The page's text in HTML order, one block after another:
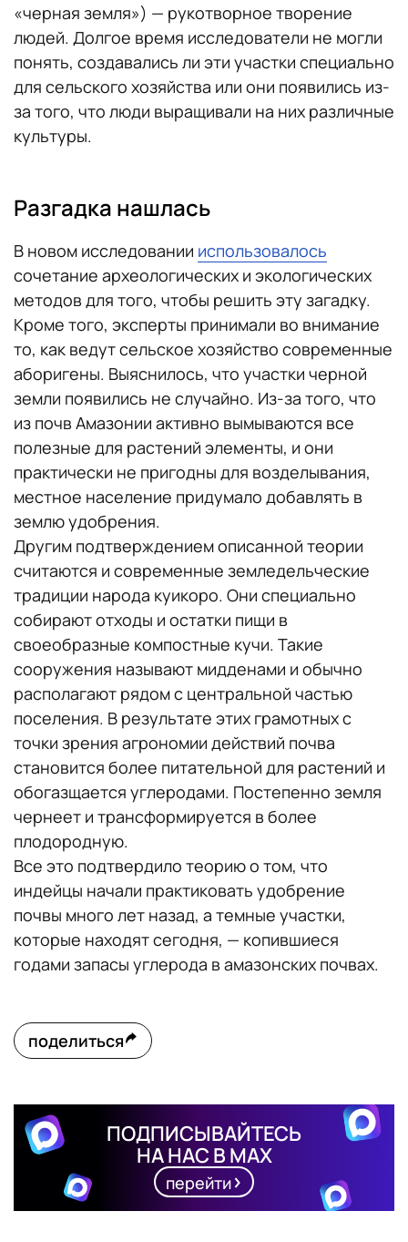
«черная земля») — рукотворное творение
людей. Долгое время исследователи не могли
понять, создавались ли эти участки специально
для сельского хозяйства или они появились из-
за того, что люди выращивали на них различные
культуры.
Разгадка нашлась
В новом исследовании использовалось
сочетание археологических и экологических
методов для того, чтобы решить эту загадку.
Кроме того, эксперты принимали во внимание
то, как ведут сельское хозяйство современные
аборигены. Выяснилось, что участки черной
земли появились не случайно. Из-за того, что
из почв Амазонии активно вымываются все
полезные для растений элементы, и они
практически не пригодны для возделывания,
местное население придумало добавлять в
землю удобрения.
Другим подтверждением описанной теории
считаются и современные земледельческие
традиции народа куикоро. Они специально
собирают отходы и остатки пищи в
своеобразные компостные кучи. Такие
сооружения называют мидденами и обычно
располагают рядом с центральной частью
поселения. В результате этих грамотных с
точки зрения агрономии действий почва
становится более питательной для растений и
обогазщается углеродами. Постепенно земля
чернеет и трансформируется в более
плодородную.
Все это подтвердило теорию о том, что
индейцы начали практиковать удобрение
почвы много лет назад, а темные участки,
которые находят сегодня, — копившиеся
годами запасы углерода в амазонских почвах.
поделиться
ПОДПИСЫВАЙТЕСЬ
НА НАС В MAX
перейти